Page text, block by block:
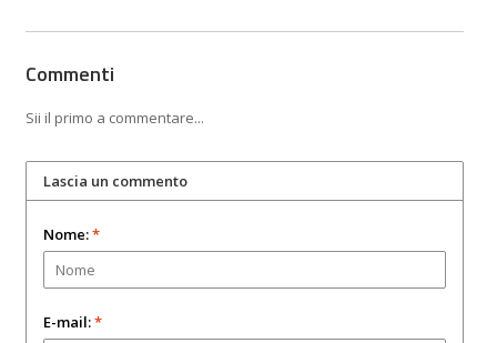
Commenti
Sii il primo a commentare...
Lascia un commento
Nome:*
E-mail:*